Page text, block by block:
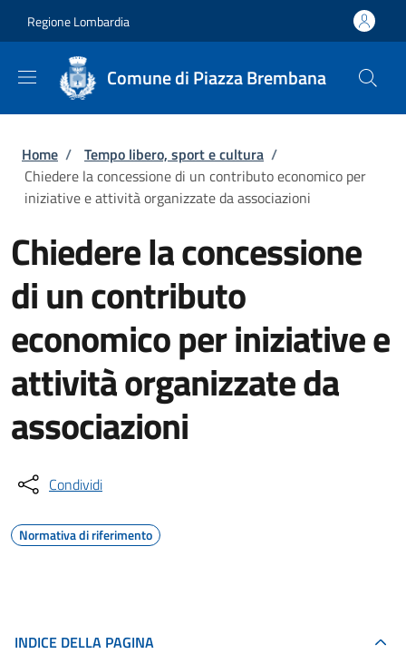
Regione Lombardia
Comune di Piazza Brembana
Briciole di pane
Home / Tempo libero, sport e cultura /
Chiedere la concessione di un contributo economico per
iniziative e attività organizzate da associazioni
Chiedere la concessione
di un contributo
economico per iniziative e
attività organizzate da
associazioni
Condividi
Normativa di riferimento
INDICE DELLA PAGINA